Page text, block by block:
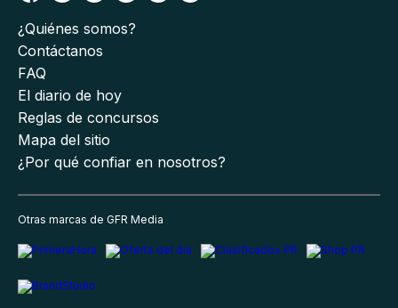
¿Quiénes somos?
Contáctanos
FAQ
El diario de hoy
Reglas de concursos
Mapa del sitio
¿Por qué confiar en nosotros?
Otras marcas de GFR Media